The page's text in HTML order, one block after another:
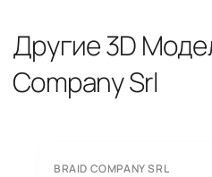
Другие 3D
Company Srl
BRAID COMPANY SRL